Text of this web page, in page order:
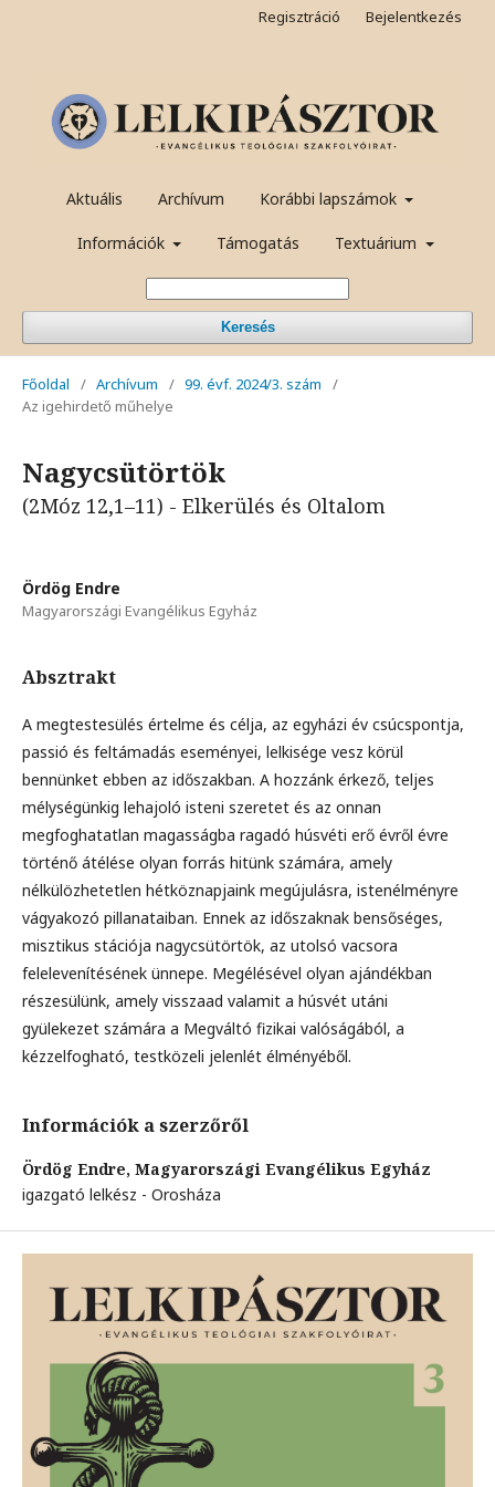
Aktuális Archívum Korábbi lapszámok
Információk Támogatás Textuárium
Keresés
Regisztráció Bejelentkezés
Főoldal / Archívum / 99. évf. 2024/3. szám
/
Az igehirdető műhelye
Nagycsütörtök
(2Móz 12,1–11) - Elkerülés és Oltalom
Ördög Endre
Magyarországi Evangélikus Egyház
Absztrakt
A megtestesülés értelme és célja, az egyházi év csúcspontja,
passió és feltámadás eseményei, lelkisége vesz körül
bennünket ebben az időszakban. A hozzánk érkező, teljes
mélységünkig lehajoló isteni szeretet és az onnan
megfoghatatlan magasságba ragadó húsvéti erő évről évre
történő átélése olyan forrás hitünk számára, amely
nélkülözhetetlen hétköznapjaink megújulásra, istenélményre
vágyakozó pillanataiban. Ennek az időszaknak bensőséges,
misztikus stációja nagycsütörtök, az utolsó vacsora
felelevenítésének ünnepe. Megélésével olyan ajándékban
részesülünk, amely visszaad valamit a húsvét utáni
gyülekezet számára a Megváltó fizikai valóságából, a
kézzelfogható, testközeli jelenlét élményéből.
Információk a szerzőről
Ördög Endre, Magyarországi Evangélikus Egyház
igazgató lelkész - Orosháza